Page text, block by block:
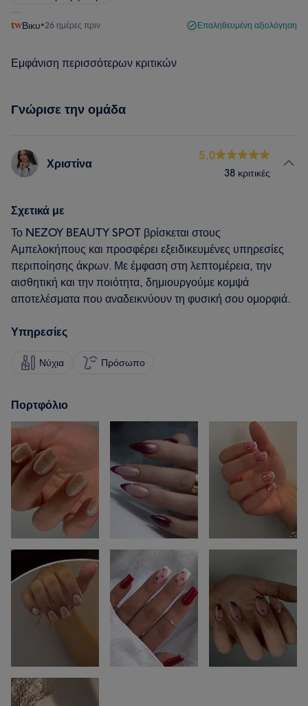
Βικυ•26 ημέρες πριν Επαληθευμένη αξιολόγηση
Εμφάνιση περισσότερων κριτικών
Γνώρισε την ομάδα
Χριστίνα
5.0
38 κριτικές
Σχετικά με
Το NEZOY BEAUTY SPOT βρίσκεται στους
Αμπελοκήπους και προσφέρει εξειδικευμένες υπηρεσίες
περιποίησης άκρων. Με έμφαση στη λεπτομέρεια, την
αισθητική και την ποιότητα, δημιουργούμε κομψά
αποτελέσματα που αναδεικνύουν τη φυσική σου ομορφιά.
Υπηρεσίες
Νύχια Πρόσωπο
Πορτφόλιο